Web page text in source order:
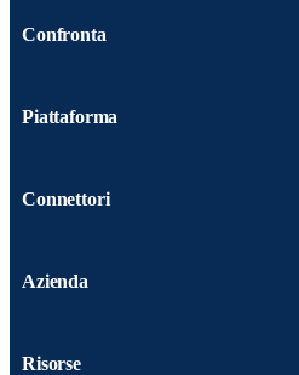
Confronta
Piattaforma
Connettori
Azienda
Risorse